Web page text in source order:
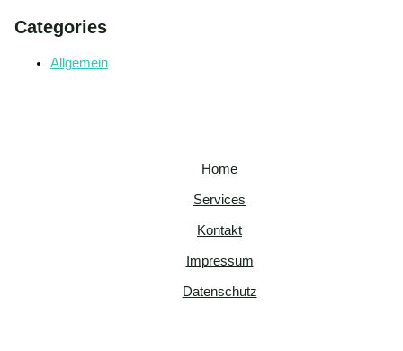
Categories
Allgemein
Home
Services
Kontakt
Impressum
Datenschutz